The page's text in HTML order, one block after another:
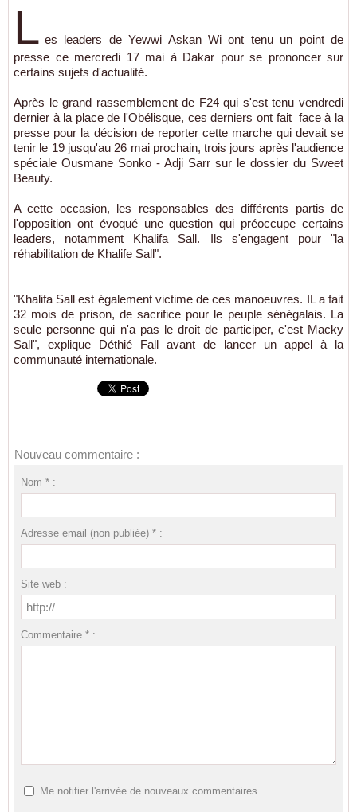
L es leaders de Yewwi Askan Wi ont tenu un point de
presse ce mercredi 17 mai à Dakar pour se prononcer sur
certains sujets d'actualité.
Après le grand rassemblement de F24 qui s'est tenu vendredi
dernier à la place de l'Obélisque, ces derniers ont fait face à la
presse pour la décision de reporter cette marche qui devait se
tenir le 19 jusqu'au 26 mai prochain, trois jours après l'audience
spéciale Ousmane Sonko - Adji Sarr sur le dossier du Sweet
Beauty.
A cette occasion, les responsables des différents partis de
l'opposition ont évoqué une question qui préoccupe certains
leaders, notamment Khalifa Sall. Ils s'engagent pour "la
réhabilitation de Khalife Sall".
"Khalifa Sall est également victime de ces manoeuvres. IL a fait
32 mois de prison, de sacrifice pour le peuple sénégalais. La
seule personne qui n'a pas le droit de participer, c'est Macky
Sall", explique Déthié Fall avant de lancer un appel à la
communauté internationale.
Nouveau commentaire :
Nom * :
Adresse email (non publiée) * :
Site web :
Commentaire * :
Me notifier l'arrivée de nouveaux commentaires